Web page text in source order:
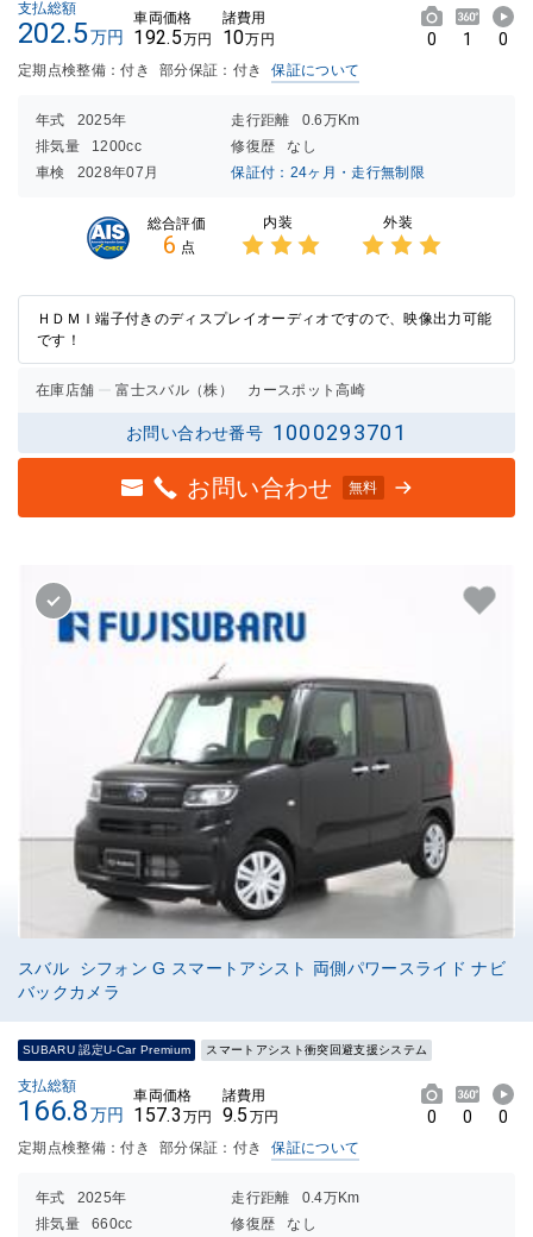
支払総額
202.5万円
車両価格
192.5万円
諸費用
10万円 0 1 0
定期点検整備：付き 部分保証：付き 保証について
年式 2025年 走行距離
0.6万Km
排気量
1200cc 修復歴
なし
車検
2028年07月 保証付：24ヶ月・走行無制限
総合評価
6 点
内装
3点の
評価
外装
3点の
評価
ＨＤＭＩ端子付きのディスプレイオーディオですので、映像出力可能
です！
在庫店舗 富士スバル（株） カースポット高崎
お問い合わせ番号 1000293701
お問い合わせ 無料
スバル シフォン G スマートアシスト 両側パワースライド ナビ
バックカメラ
SUBARU 認定U-Car Premium スマートアシスト衝突回避支援システム
支払総額
166.8万円
車両価格
157.3 万円
諸費用
9.5 万円 0 0 0
定期点検整備：付き 部分保証：付き 保証について
年式 2025年 走行距離
0.4万Km
排気量
660cc 修復歴
なし